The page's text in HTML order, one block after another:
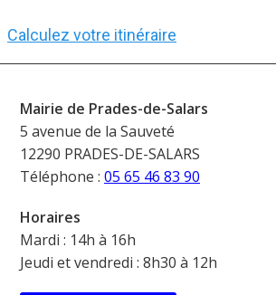
Calculez votre itinéraire
Mairie de Prades-de-Salars
5 avenue de la Sauveté
12290 PRADES-DE-SALARS
Téléphone : 05 65 46 83 90
Horaires
Mardi : 14h à 16h
Jeudi et vendredi : 8h30 à 12h